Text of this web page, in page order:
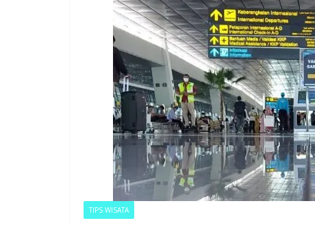
TIPS WISATA